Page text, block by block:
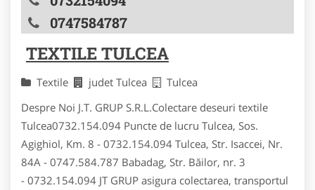
0747584787
TEXTILE TULCEA
Textile judet Tulcea
Tulcea
Despre Noi J.T. GRUP S.R.L.Colectare deseuri textile
Tulcea0732.154.094 Puncte de lucru Tulcea, Sos.
Agighiol, Km. 8 - 0732.154.094 Tulcea, Str. Isaccei, Nr.
84A - 0747.584.787 Babadag, Str. Băilor, nr. 3
- 0732.154.094 JT GRUP asigura colectarea, transportul